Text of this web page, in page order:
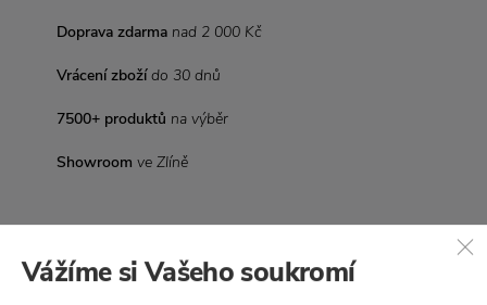
Doprava zdarma nad 2 000 Kč
Vrácení zbožído 30 dnů
7500+ produktů na výběr
Showroom ve Zlíně
Vážíme si Vašeho soukromí